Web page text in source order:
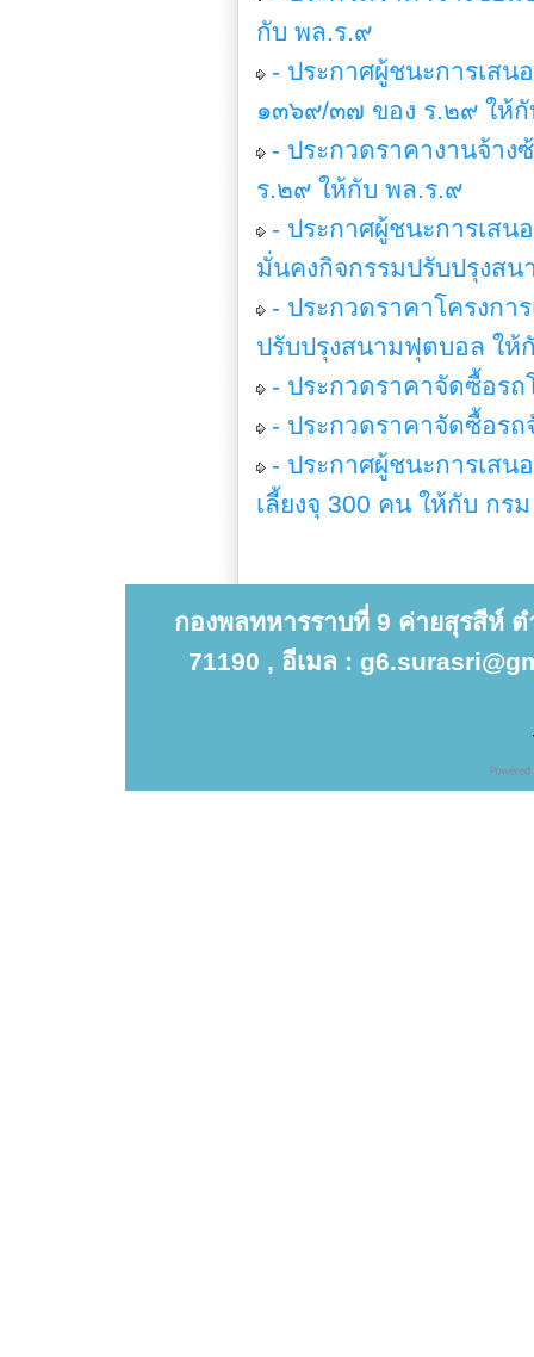
กับ พล.ร.๙
- ประกาศผู้ชนะการเสน
๑๓๖๙/๓๗ ของ ร.๒๙ ให้
- ประกวดราคางานจ้า
ร.๒๙ ให้กับ พล.ร.๙
- ประกาศผู้ชนะการเสน
มั่นคงกิจกรรมปรับปรุงส
- ประกวดราคาโครงก
ปรับปรุงสนามฟุตบอล ให้
- ประกวดราคาจัดซื้อร
- ประกวดราคาจัดซื้อร
- ประกาศผู้ชนะการเสน
เลี้ยงจุ 300 คน ให้กับ กร
กองพลทหารราบที่ 9 ค่ายสุรสีห์
71190 , อีเมล :